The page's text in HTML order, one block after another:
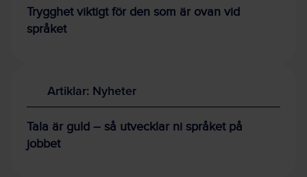
Trygghet viktigt för den som är ovan vid
språket
Artiklar: Nyheter
Tala är guld – så utvecklar ni språket på
jobbet